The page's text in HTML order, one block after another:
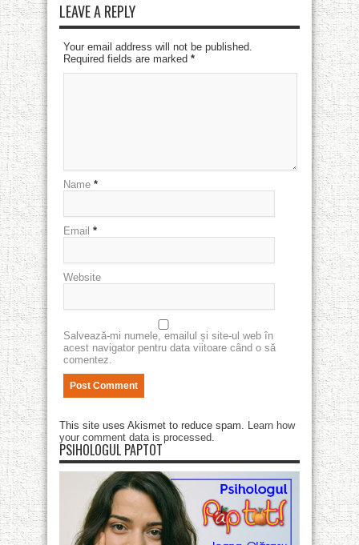
LEAVE A REPLY
Your email address will not be published.
Required fields are marked *
Name *
Email *
Website
Salvează-mi numele, emailul și site-ul web în
acest navigator pentru data viitoare când o să
comentez.
This site uses Akismet to reduce spam. Learn how
your comment data is processed.
PSIHOLOGUL PAPTOT